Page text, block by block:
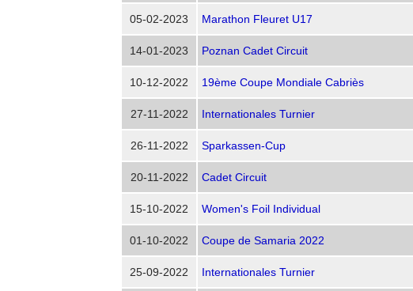
05-02-2023 Marathon Fleuret U17
14-01-2023 Poznan Cadet Circuit
10-12-2022 19ème Coupe Mondiale Cabriès
27-11-2022 Internationales Turnier
26-11-2022 Sparkassen-Cup
20-11-2022 Cadet Circuit
15-10-2022 Women's Foil Individual
01-10-2022 Coupe de Samaria 2022
25-09-2022 Internationales Turnier